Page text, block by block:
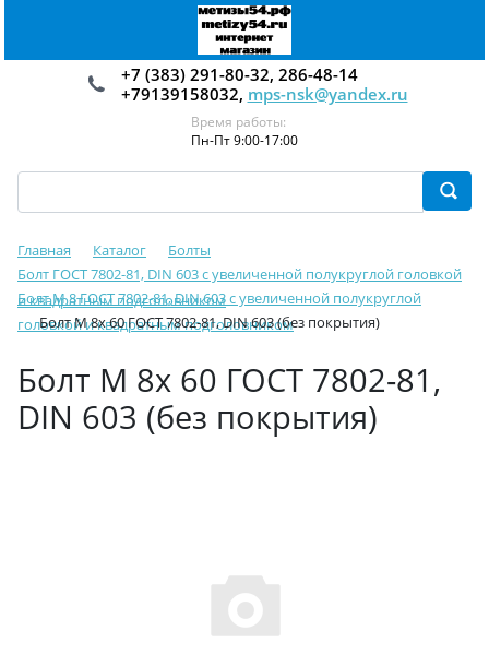
+7 (383) 291-80-32, 286-48-14
+79139158032, mps-nsk@yandex.ru
Время работы:
Пн-Пт 9:00-17:00
Главная Каталог
Болты
Болт ГОСТ 7802-81, DIN 603 с увеличенной полукруглой головкой
и квадратным подголовником
Болт М 8 ГОСТ 7802-81, DIN 603 с увеличенной полукруглой
головкой и квадратным подголовником
Болт М 8х 60 ГОСТ 7802-81, DIN 603 (без покрытия)
Болт М 8х 60 ГОСТ 7802-81,
DIN 603 (без покрытия)